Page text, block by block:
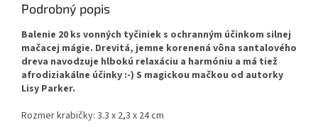
Podrobný popis
Balenie 20 ks vonných tyčiniek s ochranným účinkom silnej
mačacej mágie. Drevitá, jemne korenená vôna santalového
dreva navodzuje hlbokú relaxáciu a harmóniu a má tiež
afrodiziakálne účinky :-) S magickou mačkou od autorky
Lisy Parker.
Rozmer krabičky: 3.3 x 2,3 x 24 cm